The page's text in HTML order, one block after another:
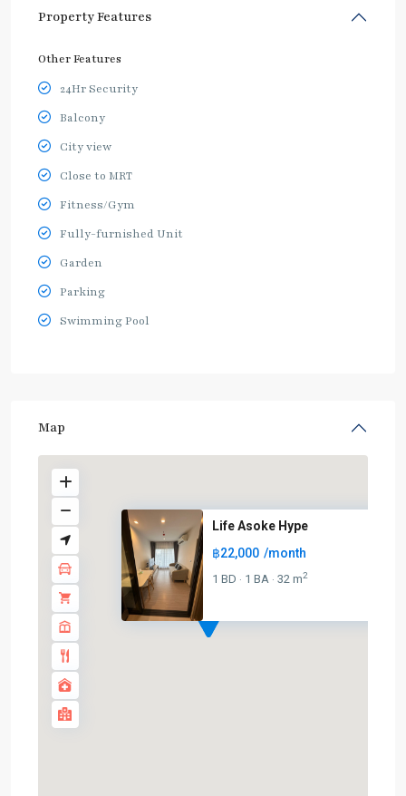
Property Features
Other Features
24Hr Security
Balcony
City view
Close to MRT
Fitness/Gym
Fully-furnished Unit
Garden
Parking
Swimming Pool
Map
Life Asoke Hype
฿22,000 /month
1 BD · 1 BA · 32 m2